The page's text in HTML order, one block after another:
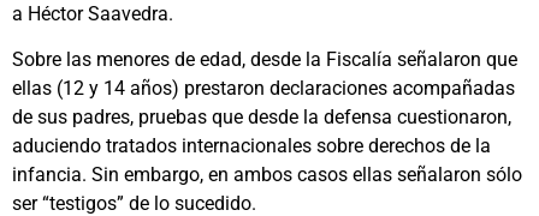
a Héctor Saavedra.
Sobre las menores de edad, desde la Fiscalía señalaron que
ellas (12 y 14 años) prestaron declaraciones acompañadas
de sus padres, pruebas que desde la defensa cuestionaron,
aduciendo tratados internacionales sobre derechos de la
infancia. Sin embargo, en ambos casos ellas señalaron sólo
ser “testigos” de lo sucedido.